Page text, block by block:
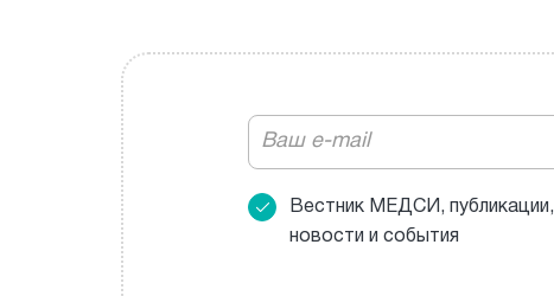
Вестник МЕДСИ, публикации,
новости и события